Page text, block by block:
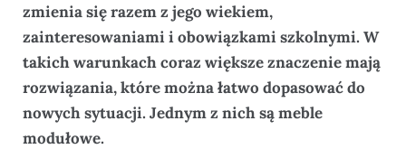
zmienia się razem z jego wiekiem,
zainteresowaniami i obowiązkami szkolnymi. W
takich warunkach coraz większe znaczenie mają
rozwiązania, które można łatwo dopasować do
nowych sytuacji. Jednym z nich są meble
modułowe.